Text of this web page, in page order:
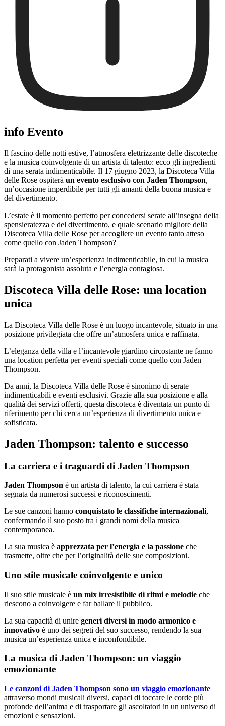
info Evento
Il fascino delle notti estive, l’atmosfera elettrizzante delle discoteche
e la musica coinvolgente di un artista di talento: ecco gli ingredienti
di una serata indimenticabile. Il 17 giugno 2023, la Discoteca Villa
delle Rose ospiterà un evento esclusivo con Jaden Thompson,
un’occasione imperdibile per tutti gli amanti della buona musica e
del divertimento.
L’estate è il momento perfetto per concedersi serate all’insegna della
spensieratezza e del divertimento, e quale scenario migliore della
Discoteca Villa delle Rose per accogliere un evento tanto atteso
come quello con Jaden Thompson?
Preparati a vivere un’esperienza indimenticabile, in cui la musica
sarà la protagonista assoluta e l’energia contagiosa.
Discoteca Villa delle Rose: una location
unica
La Discoteca Villa delle Rose è un luogo incantevole, situato in una
posizione privilegiata che offre un’atmosfera unica e raffinata.
L’eleganza della villa e l’incantevole giardino circostante ne fanno
una location perfetta per eventi speciali come quello con Jaden
Thompson.
Da anni, la Discoteca Villa delle Rose è sinonimo di serate
indimenticabili e eventi esclusivi. Grazie alla sua posizione e alla
qualità dei servizi offerti, questa discoteca è diventata un punto di
riferimento per chi cerca un’esperienza di divertimento unica e
sofisticata.
Jaden Thompson: talento e successo
La carriera e i traguardi di Jaden Thompson
Jaden Thompson è un artista di talento, la cui carriera è stata
segnata da numerosi successi e riconoscimenti.
Le sue canzoni hanno conquistato le classifiche internazionali,
confermando il suo posto tra i grandi nomi della musica
contemporanea.
La sua musica è apprezzata per l’energia e la passione che
trasmette, oltre che per l’originalità delle sue composizioni.
Uno stile musicale coinvolgente e unico
Il suo stile musicale è un mix irresistibile di ritmi e melodie che
riescono a coinvolgere e far ballare il pubblico.
La sua capacità di unire generi diversi in modo armonico e
innovativo è uno dei segreti del suo successo, rendendo la sua
musica un’esperienza unica e inconfondibile.
La musica di Jaden Thompson: un viaggio
emozionante
Le canzoni di Jaden Thompson sono un viaggio emozionante
attraverso mondi musicali diversi, capaci di toccare le corde più
profonde dell’anima e di trasportare gli ascoltatori in un universo di
emozioni e sensazioni.